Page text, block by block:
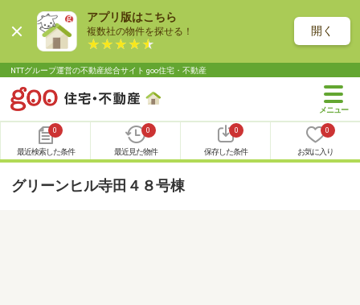
アプリ版はこちら
複数社の物件を探せる！ 開く
NTTグループ運営の不動産総合サイト goo住宅・不動産
0
最近検索した条件
0
最近見た物件
0
保存した条件
0
お気に入り
グリーンヒル寺田４８号棟